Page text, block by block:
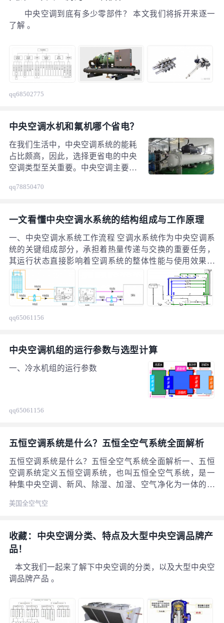
中央空调到底有多少零部件？ 本文我们将拆开来逐一
了解 。
qq68502775
中央空调水机和氟机哪个省电？
在我们生活中，中央空调系统的能耗
占比颇高，因此，选择更省电的中央
空调类型至关重要。中央空调主要分
效比、使用场景等方面存在差异，进
从工作原理来看 水机以水作为中间
介质，主机通过氟利昂和水进行热交
换，再由水和室内空气进行热交换，
热交换途径为氟利昂 — 水 — 空气。
氟机则以氟利昂作为工质，由氟利昂
直接和室内空气进行热交换，途径为
氟利昂 — 空气。由于水的比热容为
4.2KJ/（kg?℃），空气的比热容为
1KJ/（kg?℃），水的比热容更大，
这意味着水机在热交换过程中能更高
以水机的整体能效相对较高。
qq78850470
一文看懂中央空调水系统的结构组成与工作原理
一、中央空调水系统工作流程 空调水系统作为中央空调系
统的关键组成部分，承担着热量传递与交换的重要任务，
其运行状态直接影响着空调系统的整体性能与使用效果。
空调水系统主要包括冷却水系统（涵盖冷却水管、泵、冷
却塔、冷凝器、阀门等部件）、冷冻水系统（包含冷冻水
管、泵、末端、阀门、保温、膨胀水箱等组件）以及冷凝
水系统。
qq65061156
中央空调机组的运行参数与选型计算
一、冷水机组的运行参数
qq65061156
五恒空调系统是什么？五恒全空气系统全面解析
五恒空调系统是什么？五恒全空气系统全面解析一、五恒
空调系统定义五恒空调系统，也叫五恒全空气系统，是一
种集中央空调、新风、除湿、加湿、空气净化为一体的高
稳定；恒湿：湿度保持在40%-60%；恒氧：新风系统保证
醛、细菌。搜索关键词：五恒空调是什么、五恒全空气系
统定义二、五恒空调和普通中央空调的区别
美国全空气空
收藏：中央空调分类、特点及大型中央空调品牌产
品！
本文我们一起来了解下中央空调的分类，以及大型中央空
调品牌产品 。